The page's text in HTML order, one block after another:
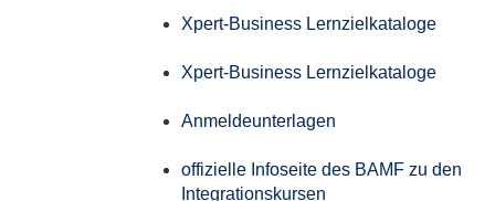
Xpert-Business Lernzielkataloge
Xpert-Business Lernzielkataloge
Anmeldeunterlagen
offizielle Infoseite des BAMF zu den
Integrationskursen